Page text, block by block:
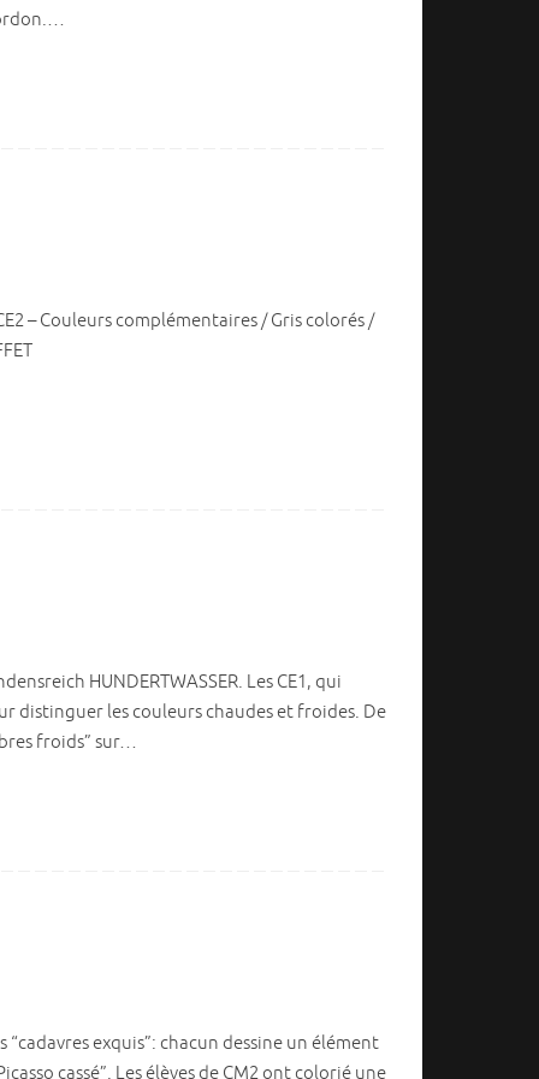
– Couleurs complémentaires / Gris colorés /
HUNDERTWASSER. Les CE1, qui
distinguer les couleurs chaudes et froides. De
froids” sur…
exquis”: chacun dessine un élément
cassé”. Les élèves de CM2 ont colorié une